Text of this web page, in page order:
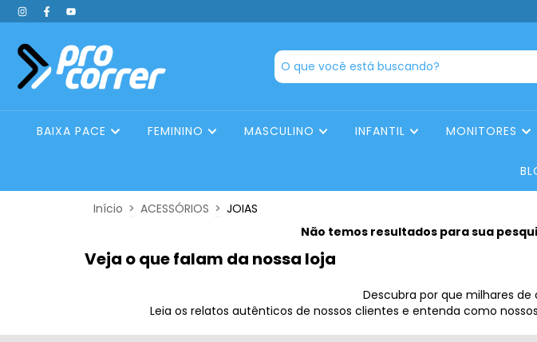
BAIXA PACE FEMININO MASCULINO INFANTIL MONITORES
Início > ACESSÓRIOS > JOIAS
Não temos resultados para sua
Veja o que falam da nossa loja
Descubra por que milhares
Leia os relatos autênticos de nossos clientes e entenda como